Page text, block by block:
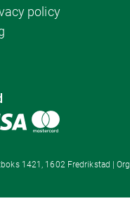
policy
1421, 1602 Fredrikstad |